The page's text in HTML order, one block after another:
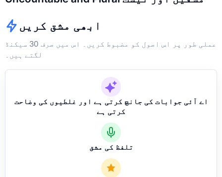
ابھی مشق کریں
عملی طور پر اس اصول کو مضبوط کریں۔ اس میں صرف 30 سیکنڈ
لگتے ہیں۔
اے آئی جوابات کی جانچ کرتی ہے اور غلطیوں کی وضاحت
کرتی ہے
تلفظ کی مشق